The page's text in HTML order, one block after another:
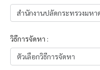
วิธีการจัดหา :